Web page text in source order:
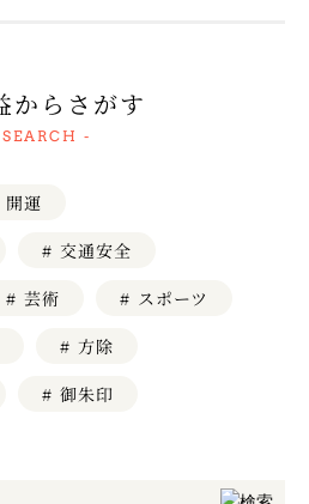
からさがす
-
運
# 交通安全
# 芸術 # スポーツ
# 方除
# 御朱印